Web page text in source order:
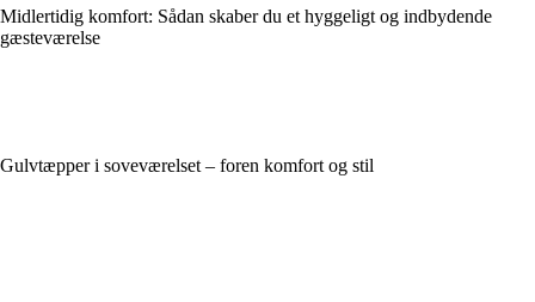
Midlertidig komfort: Sådan skaber du et hyggeligt og indbydende
gæsteværelse
Gulvtæpper i soveværelset – foren komfort og stil